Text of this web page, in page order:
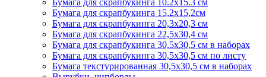
Бумага для скрапбукинга 10.2х15.3 см
Бумага для скрапбукинга 15,2х15,2см
Бумага для скрапбукинга 20,3х20,3 см
Бумага для скрапбукинга 22,5х30,4 см
Бумага для скрапбукинга 30,5х30,5 см в наборах
Бумага для скрапбукинга 30,5х30,5 см по листу
Бумага текстурированная 30,5х30,5 см в наборах